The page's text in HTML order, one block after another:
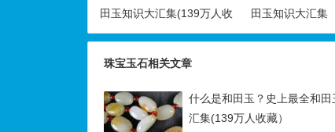
田玉知识大汇集(139万人收
藏）
田玉知识大汇集
珠宝玉石相关文章
什么是和田玉？史上最全和田
汇集(139万人收藏）